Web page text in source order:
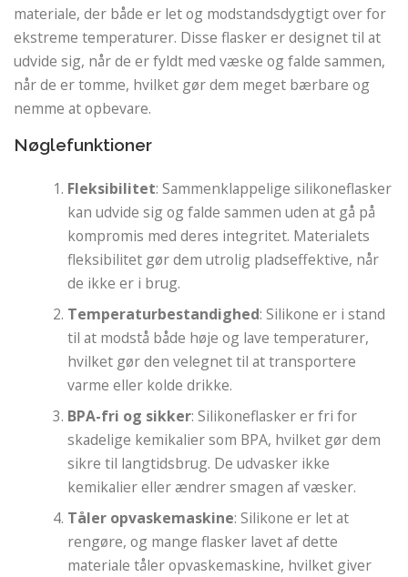
materiale, der både er let og modstandsdygtigt over for
ekstreme temperaturer. Disse flasker er designet til at
udvide sig, når de er fyldt med væske og falde sammen,
når de er tomme, hvilket gør dem meget bærbare og
nemme at opbevare.
Nøglefunktioner
Fleksibilitet: Sammenklappelige silikoneflasker
kan udvide sig og falde sammen uden at gå på
kompromis med deres integritet. Materialets
fleksibilitet gør dem utrolig pladseffektive, når
de ikke er i brug.
Temperaturbestandighed: Silikone er i stand
til at modstå både høje og lave temperaturer,
hvilket gør den velegnet til at transportere
varme eller kolde drikke.
BPA-fri og sikker: Silikoneflasker er fri for
skadelige kemikalier som BPA, hvilket gør dem
sikre til langtidsbrug. De udvasker ikke
kemikalier eller ændrer smagen af ​​væsker.
Tåler opvaskemaskine: Silikone er let at
rengøre, og mange flasker lavet af dette
materiale tåler opvaskemaskine, hvilket giver